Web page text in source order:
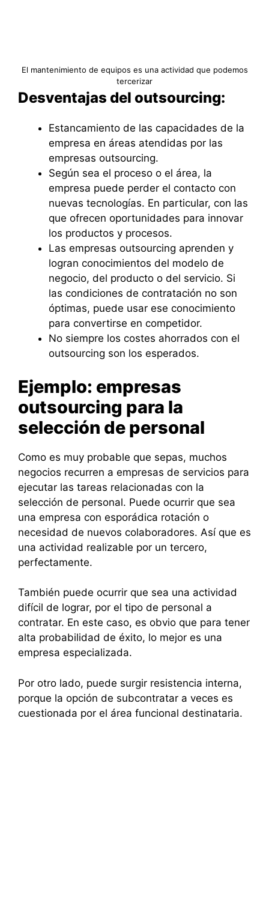
El mantenimiento de equipos es una actividad que podemos
tercerizar
Desventajas del outsourcing:
Estancamiento de las capacidades de la
empresa en áreas atendidas por las
empresas outsourcing.
Según sea el proceso o el área, la
empresa puede perder el contacto con
nuevas tecnologías. En particular, con las
que ofrecen oportunidades para innovar
los productos y procesos.
Las empresas outsourcing aprenden y
logran conocimientos del modelo de
negocio, del producto o del servicio. Si
las condiciones de contratación no son
óptimas, puede usar ese conocimiento
para convertirse en competidor.
No siempre los costes ahorrados con el
outsourcing son los esperados.
Ejemplo: empresas
outsourcing para la
selección de personal
Como es muy probable que sepas, muchos
negocios recurren a empresas de servicios para
ejecutar las tareas relacionadas con la
selección de personal. Puede ocurrir que sea
una empresa con esporádica rotación o
necesidad de nuevos colaboradores. Así que es
una actividad realizable por un tercero,
perfectamente.
También puede ocurrir que sea una actividad
difícil de lograr, por el tipo de personal a
contratar. En este caso, es obvio que para tener
alta probabilidad de éxito, lo mejor es una
empresa especializada.
Por otro lado, puede surgir resistencia interna,
porque la opción de subcontratar a veces es
cuestionada por el área funcional destinataria.